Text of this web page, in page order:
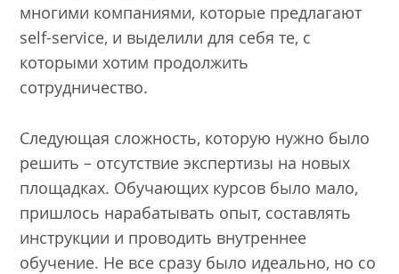
многими компаниями, которые предлагают
self-service, и выделили для себя те, с
которыми хотим продолжить
сотрудничество.
Следующая сложность, которую нужно было
решить – отсутствие экспертизы на новых
площадках. Обучающих курсов было мало,
пришлось нарабатывать опыт, составлять
инструкции и проводить внутреннее
обучение. Не все сразу было идеально, но со